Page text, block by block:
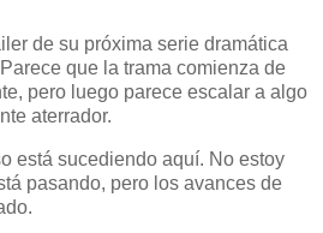
de su próxima serie dramática
que la trama comienza de
pero luego parece escalar a algo
aterrador.
está sucediendo aquí. No estoy
pasando, pero los avances de